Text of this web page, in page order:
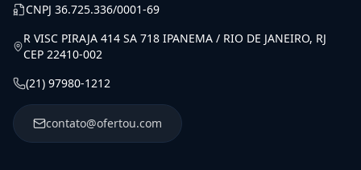
CNPJ 36.725.336/0001-69
R VISC PIRAJA 414 SA 718 IPANEMA / RIO DE JANEIRO, RJ
CEP 22410-002
(21) 97980-1212
contato@ofertou.com